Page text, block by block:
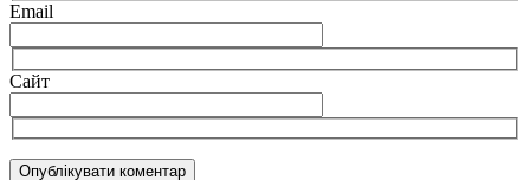
Email
Сайт